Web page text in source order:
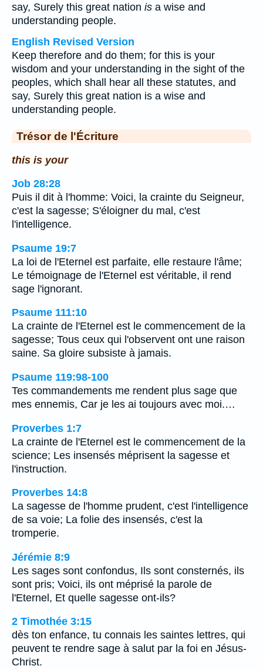
say, Surely this great nation is a wise and
understanding people.
English Revised Version
Keep therefore and do them; for this is your
wisdom and your understanding in the sight of the
peoples, which shall hear all these statutes, and
say, Surely this great nation is a wise and
understanding people.
Trésor de l'Écriture
this is your
Job 28:28
Puis il dit à l'homme: Voici, la crainte du Seigneur,
c'est la sagesse; S'éloigner du mal, c'est
l'intelligence.
Psaume 19:7
La loi de l'Eternel est parfaite, elle restaure l'âme;
Le témoignage de l'Eternel est véritable, il rend
sage l'ignorant.
Psaume 111:10
La crainte de l'Eternel est le commencement de la
sagesse; Tous ceux qui l'observent ont une raison
saine. Sa gloire subsiste à jamais.
Psaume 119:98-100
Tes commandements me rendent plus sage que
mes ennemis, Car je les ai toujours avec moi.…
Proverbes 1:7
La crainte de l'Eternel est le commencement de la
science; Les insensés méprisent la sagesse et
l'instruction.
Proverbes 14:8
La sagesse de l'homme prudent, c'est l'intelligence
de sa voie; La folie des insensés, c'est la
tromperie.
Jérémie 8:9
Les sages sont confondus, Ils sont consternés, ils
sont pris; Voici, ils ont méprisé la parole de
l'Eternel, Et quelle sagesse ont-ils?
2 Timothée 3:15
dès ton enfance, tu connais les saintes lettres, qui
peuvent te rendre sage à salut par la foi en Jésus-
Christ.